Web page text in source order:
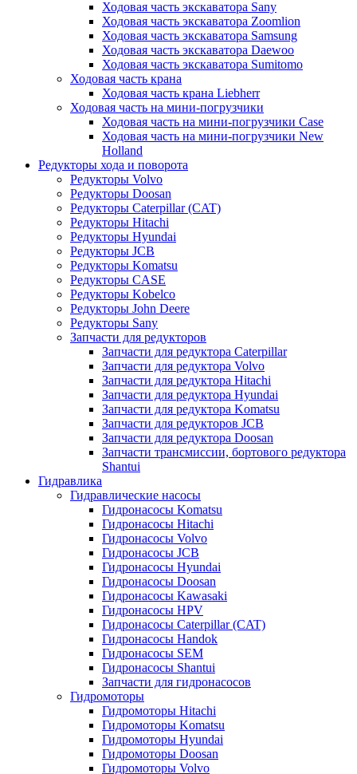
Ходовая часть экскаватора Sany
Ходовая часть экскаватора Zoomlion
Ходовая часть экскаватора Samsung
Ходовая часть экскаватора Daewoo
Ходовая часть экскаватора Sumitomo
Ходовая часть крана
Ходовая часть крана Liebherr
Ходовая часть на мини-погрузчики
Ходовая часть на мини-погрузчики Case
Ходовая часть на мини-погрузчики New
Holland
Редукторы хода и поворота
Редукторы Volvo
Редукторы Doosan
Редукторы Caterpillar (CAT)
Редукторы Hitachi
Редукторы Hyundai
Редукторы JCB
Редукторы Komatsu
Редукторы CASE
Редукторы Kobelco
Редукторы John Deere
Редукторы Sany
Запчасти для редукторов
Запчасти для редуктора Caterpillar
Запчасти для редуктора Volvo
Запчасти для редуктора Hitachi
Запчасти для редуктора Hyundai
Запчасти для редуктора Komatsu
Запчасти для редукторов JCB
Запчасти для редуктора Doosan
Запчасти трансмиссии, бортового редуктора
Shantui
Гидравлика
Гидравлические насосы
Гидронасосы Komatsu
Гидронасосы Hitachi
Гидронасосы Volvo
Гидронасосы JCB
Гидронасосы Hyundai
Гидронасосы Doosan
Гидронасосы Kawasaki
Гидронасосы HPV
Гидронасосы Caterpillar (CAT)
Гидронасосы Handok
Гидронасосы SEM
Гидронасосы Shantui
Запчасти для гидронасосов
Гидромоторы
Гидромоторы Hitachi
Гидромоторы Komatsu
Гидромоторы Hyundai
Гидромоторы Doosan
Гидромоторы Volvo